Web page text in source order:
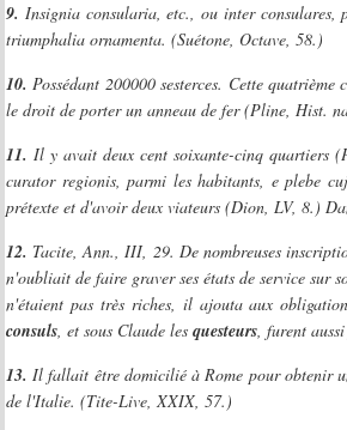
9. Insignia consularia, etc., ou inter
triumphalia ornamenta. (Suétone, Octave, 58.)
10. Possédant 200000 sesterces. Cette
le droit de porter un anneau de fer (Pline, Hist.
11. Il y avait deux cent soixante-cinq quartiers
curator regionis, parmi les habitants, e plebe
prétexte et d'avoir deux viateurs (Dion, LV, 8.)
12. Tacite, Ann., III, 29. De nombreuses
n'oubliait de faire graver ses états de service sur
n'étaient pas très riches, il ajouta aux
consuls, et sous Claude les questeurs, furent
13. Il fallait être domicilié à Rome pour obtenir
de l'Italie. (Tite-Live, XXIX, 57.)